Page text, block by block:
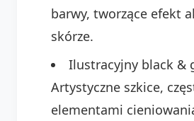
barwy, tworzące efekt
skórze.
Ilustracyjny black &
Artystyczne szkice,
elementami